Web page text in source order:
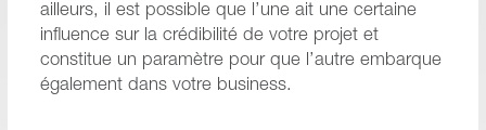
ailleurs, il est possible que l’une ait une certaine
influence sur la crédibilité de votre projet et
constitue un paramètre pour que l’autre embarque
également dans votre business.